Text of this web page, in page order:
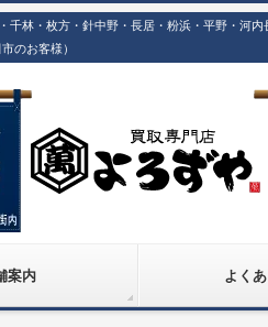
林・枚方・針中野・長居・粉浜・平野・河
のお客様）
案内 よく